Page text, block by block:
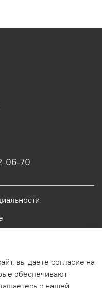
06-70
вы даете согласие на
обеспечивают